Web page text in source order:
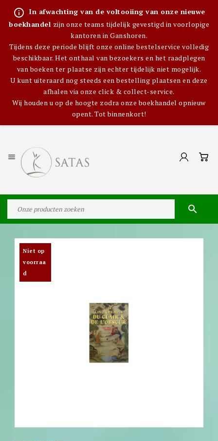
info_outline In afwachting van de voltooiing van onze nieuwe
boekhandel zijn onze teams tijdelijk gevestigd in voorlopige
kantoren in Ganshoren.
Tijdens deze periode blijft onze online bestelservice volledig
beschikbaar. Het onthaal van bezoekers en het raadplegen
van boeken ter plaatse zijn echter tijdelijk niet mogelijk.
U kunt uiteraard nog steeds een bestelling plaatsen en deze
afhalen via onze click & collect-service.
Wij houden u op de hoogte zodra onze boekhandel opnieuw
opent. Tot binnenkort!


Niet op
voorraa
d